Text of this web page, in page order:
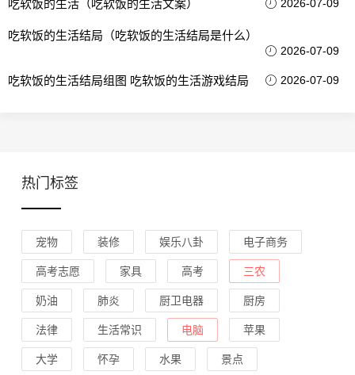
吃软饭的生活（吃软饭的生活文案） 2026-07-09
吃软饭的生活结局（吃软饭的生活结局是什么）
2026-07-09
吃软饭的生活结局组图 吃软饭的生活游戏结局 2026-07-09
热门标签
宠物 装修 娱乐八卦 电子商务
高考志愿 家具 高考 三农
奶油 肺炎 厨卫电器 厨房
法律 生活常识 电脑 苹果
大学 怀孕 水果 景点